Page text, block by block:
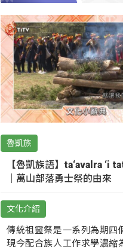
魯凱族
【魯凱族語】ta‘avalra ‘i
｜萬山部落勇士祭的由來
文化介紹
傳統祖靈祭是一系列為期四
現今配合族人工作求學濃縮